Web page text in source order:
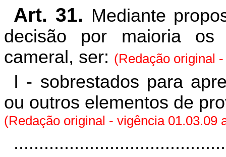
Art. 31. Mediante
decisão por maioria os
cameral, ser: (Redação original
I - sobrestados para
ou outros elementos de
(Redação original - vigência 01.03.09